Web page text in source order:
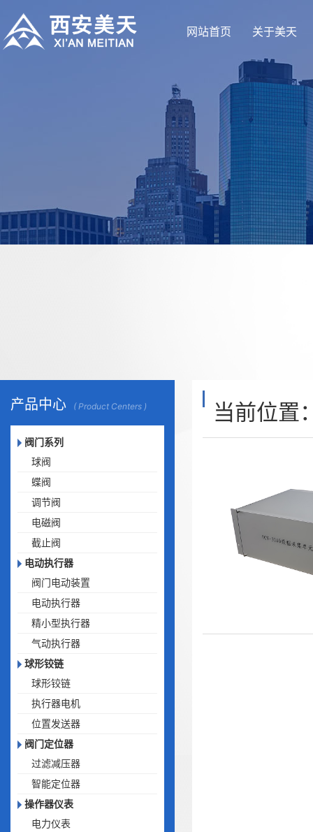
网站首页 关于美天
产品中心 ( Product Centers )
阀门系列
球阀
蝶阀
调节阀
电磁阀
截止阀
电动执行器
阀门电动装置
电动执行器
精小型执行器
气动执行器
球形铰链
球形铰链
执行器电机
位置发送器
阀门定位器
过滤减压器
智能定位器
操作器仪表
电力仪表
当前位置